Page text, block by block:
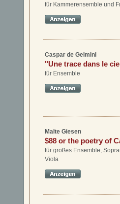
für Kammerensemble und
Caspar de Gelmini
"Une trace dans le
für Ensemble
Malte Giesen
$88 or the poetry of
für großes Ensemble,
Viola